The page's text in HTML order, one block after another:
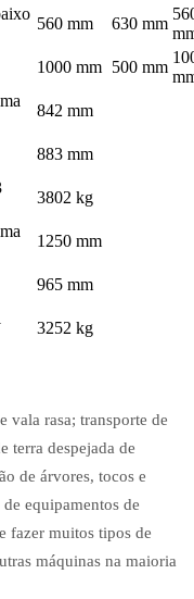
560 mm 630 mm
1000 mm 500 mm
842 mm
883 mm
3802 kg
1250 mm
965 mm
3252 kg
vala rasa; transporte de
terra despejada de
de árvores, tocos e
equipamentos de
fazer muitos tipos de
máquinas na maioria